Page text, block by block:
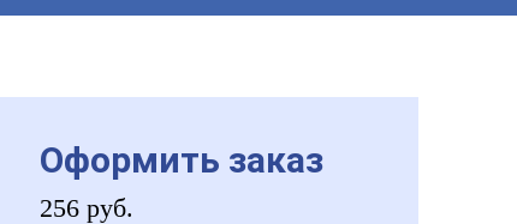
Оформить заказ
256 руб.